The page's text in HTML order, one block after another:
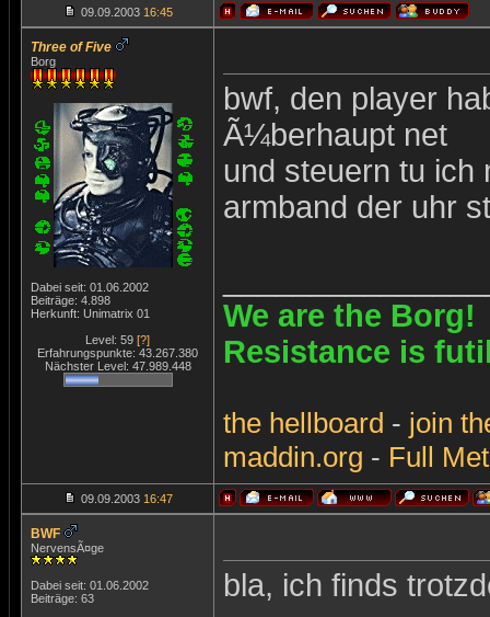
09.09.2003 16:45
Three of Five
Borg
Dabei seit: 01.06.2002
Beiträge: 4.898
Herkunft: Unimatrix 01
Level: 59 [?]
Erfahrungspunkte: 43.267.380
Nächster Level: 47.989.448
bwf, den player
Ã¼berhaupt net
und steuern tu ich
armband der uhr
We are the Borg!
Resistance is
the hellboard - join
maddin.org - Full
09.09.2003 16:47
BWF
NervensÃ¤ge
Dabei seit: 01.06.2002
Beiträge: 63
bla, ich finds